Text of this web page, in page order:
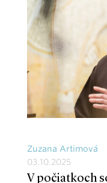
Zuzana Artimová
03.10.2025
V počiatkoch